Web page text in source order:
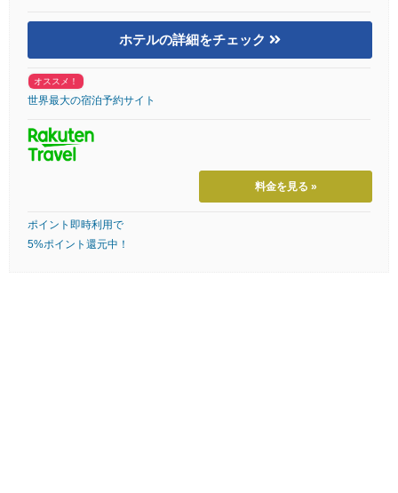
ホテルの詳細をチェック
オススメ！
世界最大の宿泊予約サイト
料金を見る »
ポイント即時利用で
5%ポイント還元中！